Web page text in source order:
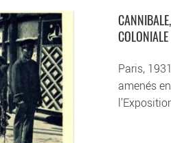
Paris,
amenés